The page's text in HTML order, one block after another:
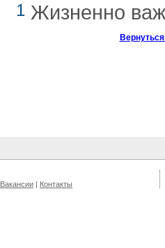
1 Жизненно
Вакансии | Контакты